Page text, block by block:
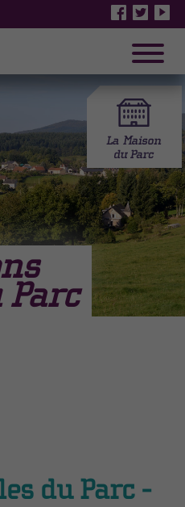
Parc
du Parc -